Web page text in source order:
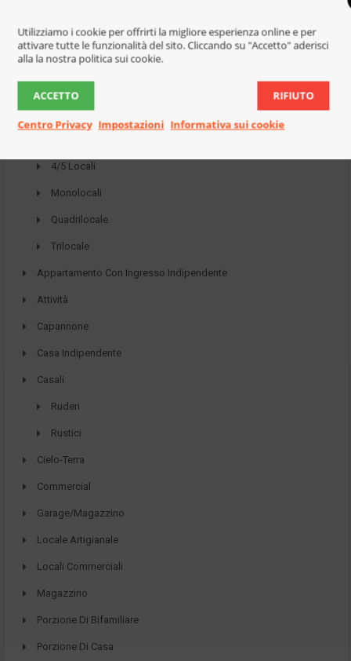
Tipo di proprietà
7 Locali
4/5 Locali
Monolocali
Quadrilocale
Trilocale
Appartamento Con Ingresso Indipendente
Attività
Capannone
Casa Indipendente
Casali
Ruderi
Rustici
Cielo-Terra
Commercial
Garage/Magazzino
Locale Artigianale
Locali Commerciali
Magazzino
Porzione Di Bifamiliare
Porzione Di Casa
Utilizziamo i cookie per offrirti la migliore esperienza online e per
attivare tutte le funzionalità del sito. Cliccando su "Accetto" aderisci
alla la nostra politica sui cookie.
ACCETTO RIFIUTO
Centro Privacy Impostazioni Informativa sui cookie